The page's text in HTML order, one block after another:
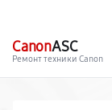
CanonASC
Ремонт техники Canon